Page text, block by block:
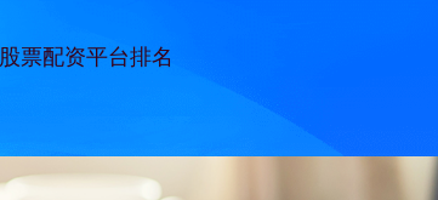
股票配资平台排名